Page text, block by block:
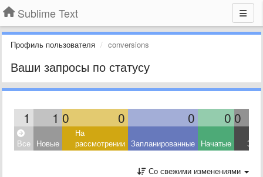
Sublime Text
Профиль пользователя conversions
Ваши запросы по статусу
1 1 0 0 0 0 0
Все Новые
На
рассмотрении Запланированные Начатые
Со свежими изменениями